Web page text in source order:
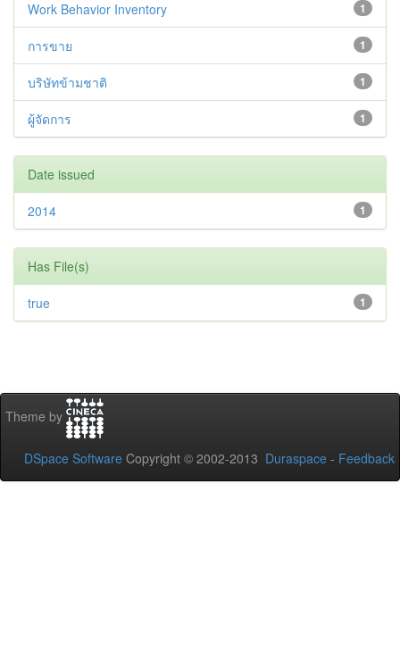
1
Work Behavior Inventory
1
การขาย
1
บริษัทข้ามชาติ
1
ผู้จัดการ
Date issued
1
2014
Has File(s)
1
true
Theme by
DSpace Software Copyright © 2002-2013 Duraspace - Feedback